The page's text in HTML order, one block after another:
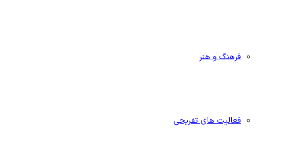
فرهنگ و هنر
فعالیت های تفریحی